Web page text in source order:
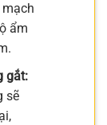
ẩm
gắt:
sẽ